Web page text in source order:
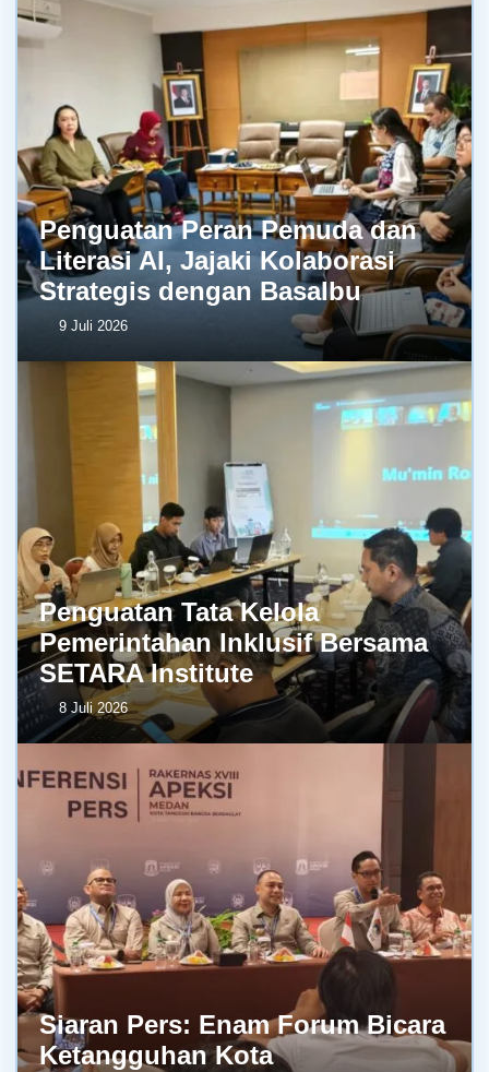
Penguatan Peran Pemuda dan
Literasi AI, Jajaki Kolaborasi
Strategis dengan BasaIbu
9 Juli 2026
Penguatan Tata Kelola
Pemerintahan Inklusif Bersama
SETARA Institute
8 Juli 2026
Siaran Pers: Enam Forum Bicara
Ketangguhan Kota